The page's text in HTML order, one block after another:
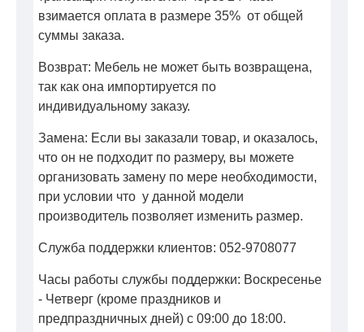
взимается оплата в размере 35% от общей
суммы заказа.
Возврат: Мебель не может быть возвращена,
так как она импортируется по
индивидуальному заказу.
Замена: Если вы заказали товар, и оказалось,
что он не подходит по размеру, вы можете
организовать замену по мере необходимости,
при условии что у данной модели
производитель позволяет изменить размер.
Служба поддержки клиентов: 052-9708077
Часы работы службы поддержки: Воскресенье
- Четверг (кроме праздников и
предпраздничных дней) с 09:00 до 18:00.